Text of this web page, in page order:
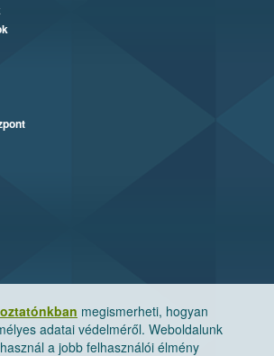
megismerheti, hogyan
adatai védelméről. Weboldalunk
a jobb felhasználói élmény